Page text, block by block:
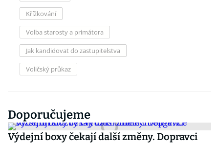
Křížkování
Volba starosty a primátora
Jak kandidovat do zastupitelstva
Voličský průkaz
Doporučujeme
Výdejní boxy čekají další změny. Dopravci